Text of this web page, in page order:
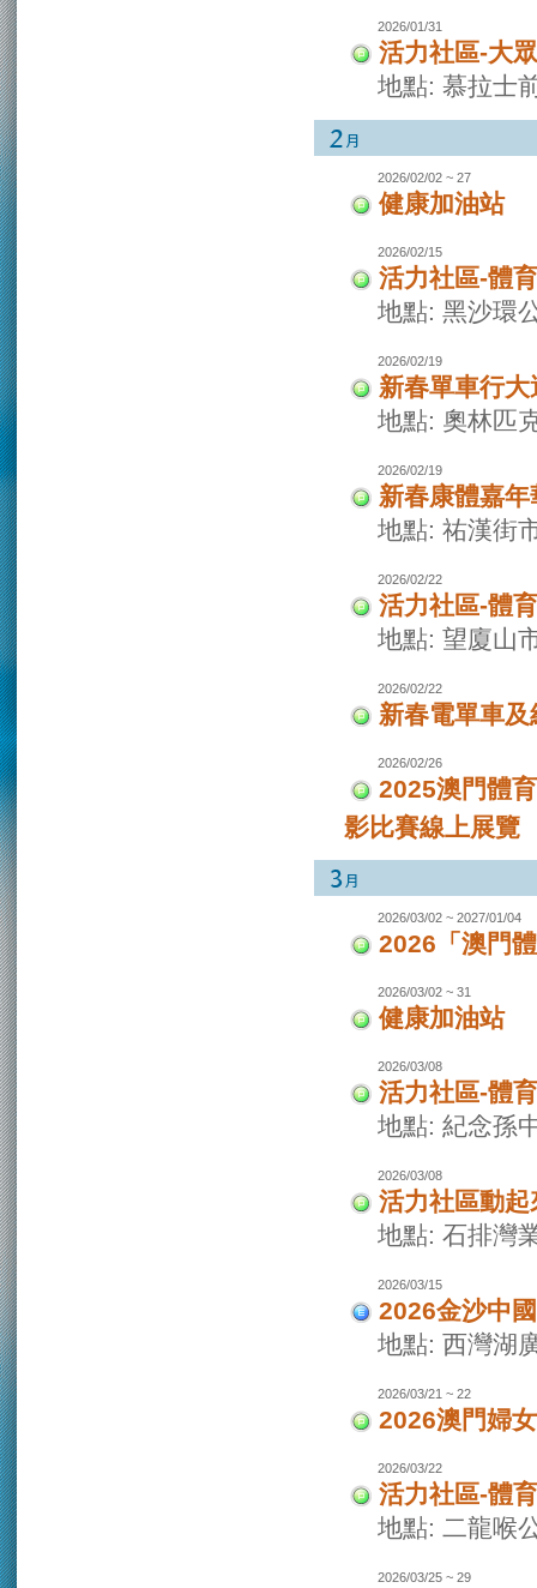
2026/01/31
活力社區-大
地點: 慕拉士
2026/02/02 ~ 27
健康加油站
2026/02/15
活力社區-體
地點: 黑沙環
2026/02/19
新春單車行大
地點: 奧林匹
2026/02/19
新春康體嘉年
地點: 祐漢街
2026/02/22
活力社區-體
地點: 望廈山
2026/02/22
新春電單車
2026/02/26
2025澳門體
影比賽線上展覽
2026/03/02 ~ 2027/01/04
2026「澳門
2026/03/02 ~ 31
健康加油站
2026/03/08
活力社區-體
地點: 紀念孫
2026/03/08
活力社區動
地點: 石排灣
2026/03/15
2026金沙中
地點: 西灣湖
2026/03/21 ~ 22
2026澳門婦
2026/03/22
活力社區-體
地點: 二龍喉
2026/03/25 ~ 29